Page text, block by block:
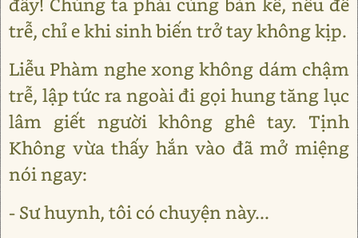
trễ, chỉ e khi sinh biến trở tay không kịp.
Liễu Phàm nghe xong không dám chậm
trễ, lập tức ra ngoài đi gọi hung tăng lục
lâm giết người không ghê tay. Tịnh
Không vừa thấy hắn vào đã mở miệng
nói ngay:
- Sư huynh, tôi có chuyện này...